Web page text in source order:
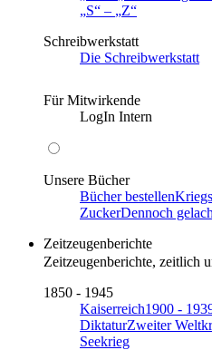
S
–
Z
Schreibwerkstatt
Die Schreibwerkstatt
Für Mitwirkende
LogIn Intern
Unsere Bücher
Bücher bestellen
ZuckerDennoch
Zeitzeugenberichte
Zeitzeugenberichte, zeitlich
1850 - 1945
Kaiserreich1900 -
DiktaturZweiter
Seekrieg